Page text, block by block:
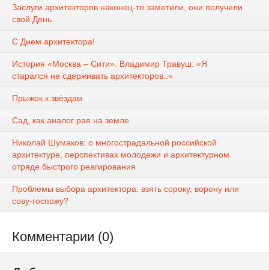
Заслуги архитекторов наконец-то заметили, они получили
свой День
С Днем архитектора!
История «Москва – Сити». Владимир Травуш: «Я
старался не сдерживать архитекторов..»
Прыжок к звёздам
Сад, как аналог рая на земле
Николай Шумаков: о многострадальной российской
архитектуре, перспективах молодежи и архитектурном
отряде быстрого реагирования
Проблемы выбора архитектора: взять сороку, ворону или
сову-госпожу?
Комментарии (0)